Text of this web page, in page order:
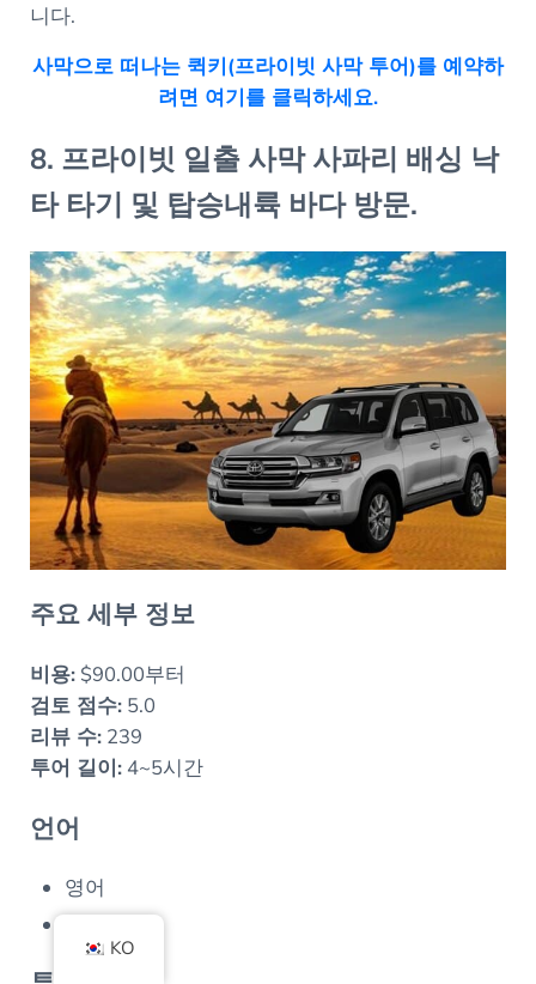
니다.
사막으로 떠나는 퀵키(프라이빗 사막 투어)를 예약하
려면 여기를 클릭하세요.
8. 프라이빗 일출 사막 사파리 배싱 낙
타 타기 및 탑승내륙 바다 방문.
주요 세부 정보
비용:$90.00부터
검토 점수:5.0
리뷰 수:239
투어 길이:4~5시간
언어
영어
KO